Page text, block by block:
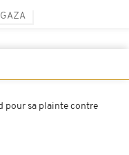
GAZA
pour sa plainte contre